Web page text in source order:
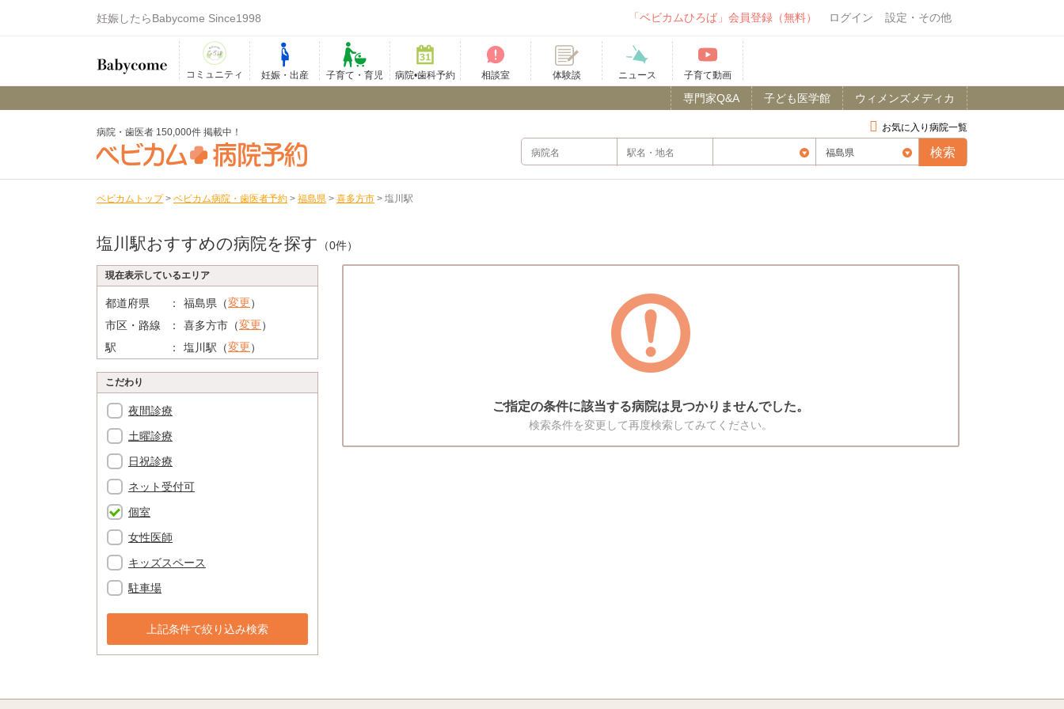
妊娠したらBabycome Since1998 「ベビカムひろば」会員登録（無料） ログイン 設定・その他
コミュニティ 妊娠・出産 子育て・育児 病院•歯科予約 相談室 体験談 ニュース 子育て動画
ウィメンズメディカ
子ども医学館
専門家Q&A
お気に入り病院一覧
病院・歯医者 150,000件 掲載中！
ベビカムトップ > ベビカム病院・歯医者予約 > 福島県 > 喜多方市 > 塩川駅
塩川駅おすすめの病院を探す （0件）
現在表示しているエリア
都道府県 福島県（変更）
市区・路線
喜多方市（変更）
駅
塩川駅（変更）
こだわり
夜間診療
土曜診療
日祝診療
ネット受付可
個室
女性医師
キッズスペース
駐車場
上記条件で絞り込み検索
ご指定の条件に該当する病院は見つかりませんでした。
検索条件を変更して再度検索してみてください。